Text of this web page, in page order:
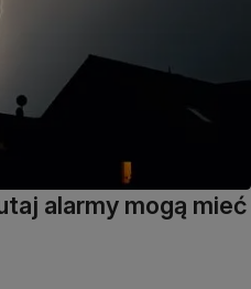
alarmy mogą mieć